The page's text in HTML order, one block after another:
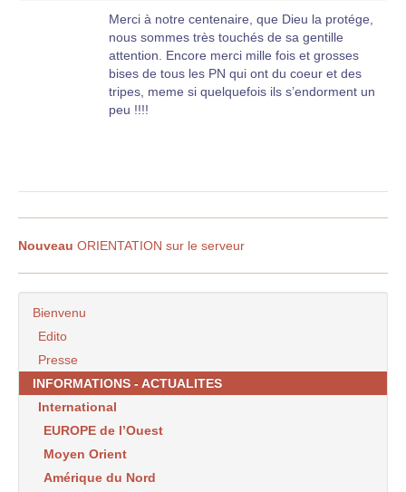
Merci à notre centenaire, que Dieu la protége,
nous sommes très touchés de sa gentille
attention. Encore merci mille fois et grosses
bises de tous les PN qui ont du coeur et des
tripes, meme si quelquefois ils s’endorment un
peu !!!!
Nouveau ORIENTATION sur le serveur
Bienvenu
Edito
Presse
INFORMATIONS - ACTUALITES
International
EUROPE de l’Ouest
Moyen Orient
Amérique du Nord